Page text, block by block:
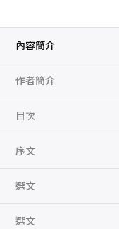
施
勞
斯
思
想
數
量
內容簡介
作者簡介
目次
序文
選文
選文